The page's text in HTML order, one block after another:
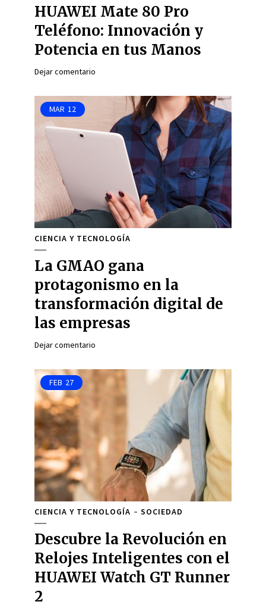
HUAWEI Mate 80 Pro
Teléfono: Innovación y
Potencia en tus Manos
Dejar comentario
MAR 12
CIENCIA Y TECNOLOGÍA
La GMAO gana
protagonismo en la
transformación digital de
las empresas
Dejar comentario
FEB 27
CIENCIA Y TECNOLOGÍA SOCIEDAD
Descubre la Revolución en
Relojes Inteligentes con el
HUAWEI Watch GT Runner
2